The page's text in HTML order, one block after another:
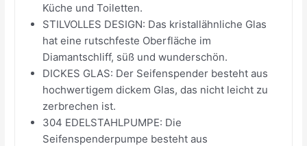
Küche und Toiletten.
STILVOLLES DESIGN: Das kristallähnliche Glas
hat eine rutschfeste Oberfläche im
Diamantschliff, süß und wunderschön.
DICKES GLAS: Der Seifenspender besteht aus
hochwertigem dickem Glas, das nicht leicht zu
zerbrechen ist.
304 EDELSTAHLPUMPE: Die
Seifenspenderpumpe besteht aus